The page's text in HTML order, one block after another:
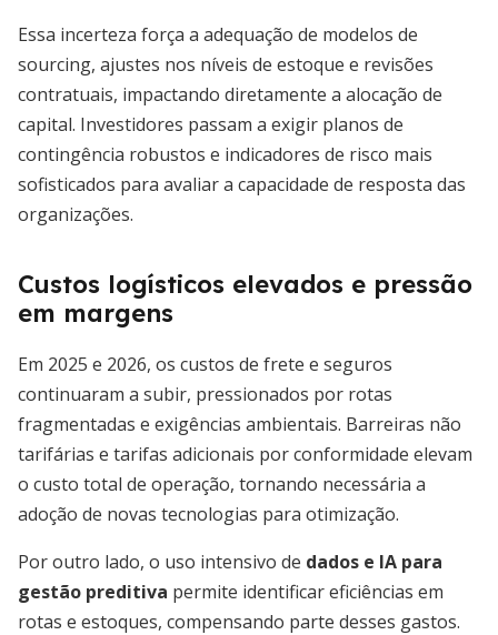
Essa incerteza força a adequação de modelos de
sourcing, ajustes nos níveis de estoque e revisões
contratuais, impactando diretamente a alocação de
capital. Investidores passam a exigir planos de
contingência robustos e indicadores de risco mais
sofisticados para avaliar a capacidade de resposta das
organizações.
Custos logísticos elevados e pressão
em margens
Em 2025 e 2026, os custos de frete e seguros
continuaram a subir, pressionados por rotas
fragmentadas e exigências ambientais. Barreiras não
tarifárias e tarifas adicionais por conformidade elevam
o custo total de operação, tornando necessária a
adoção de novas tecnologias para otimização.
Por outro lado, o uso intensivo de dados e IA para
gestão preditiva permite identificar eficiências em
rotas e estoques, compensando parte desses gastos.